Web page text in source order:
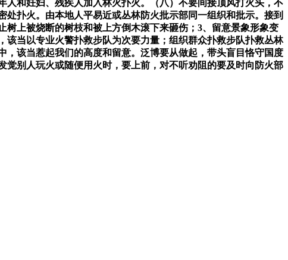
和妊妇、残疾人加入林火扑火。（八）不要间接顶风打火头，不
扑火。由本地人平易近或丛林防火批示部同一组织和批示。接到
上被烧断的树枝和被上方倒木滚下来砸伤；3、留意景象形象变
当以专业火警扑救步队为次要力量；组织群众扑救步队扑救丛林
该当惹起我们的高度和留意。泛博要从做起，带头盲目恪守国度
别人玩火或随便用火时，要上前，对不听劝阻的要及时向防火部